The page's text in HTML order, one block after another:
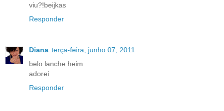
viu?!beijkas
Responder
Diana terça-feira, junho 07, 2011
belo lanche heim
adorei
Responder